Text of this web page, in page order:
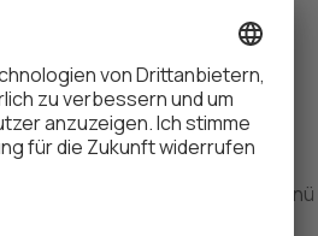
Geschäft.
oder ein neues
dasDropdown-MenüMit einem
Geschäft
Sie auf das
Dropdown-Menü